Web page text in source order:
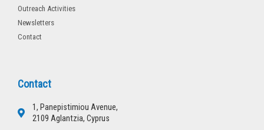
Outreach Activities
Newsletters
Contact
Contact
1, Panepistimiou Avenue,
2109 Aglantzia, Cyprus